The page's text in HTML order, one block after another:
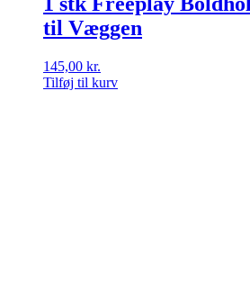
til Væggen
145,00 kr.
Tilføj til kurv